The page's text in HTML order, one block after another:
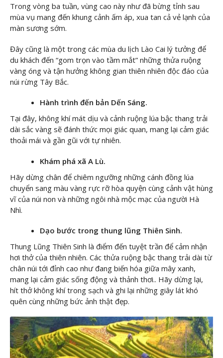
Trong vòng ba tuần, vùng cao này như đã bừng tỉnh sau
mùa vụ mang đến khung cảnh ấm áp, xua tan cả vẻ lạnh của
màn sương sớm.
Đây cũng là một trong các mùa du lịch Lào Cai lý tưởng để
du khách đến “gom trọn vào tầm mắt” những thửa ruộng
vàng óng và tận hưởng không gian thiên nhiên độc đáo của
núi rừng Tây Bắc.
Hành trình đến bản Dến Sáng.
Tại đây, không khí mát dịu và cảnh ruộng lúa bậc thang trải
dài sắc vàng sẽ đánh thức mọi giác quan, mang lại cảm giác
thoải mái và gần gũi với tự nhiên.
Khám phá xã A Lù.
Hãy dừng chân để chiêm ngưỡng những cánh đồng lúa
chuyển sang màu vàng rực rỡ hòa quyện cùng cảnh vật hùng
vĩ của núi non và những ngôi nhà mộc mạc của người Hà
Nhì.
Dạo bước trong thung lũng Thiên Sinh.
Thung Lũng Thiên Sinh là điểm đến tuyệt trần để cảm nhận
hơi thở của thiên nhiên. Các thửa ruộng bậc thang trải dài từ
chân núi tới đỉnh cao như đang biến hóa giữa mây xanh,
mang lại cảm giác sống động và thảnh thơi.. Hãy dừng lại,
hít thở không khí trong sạch và ghi lại những giây lát khó
quên cùng những bức ảnh thật đẹp.